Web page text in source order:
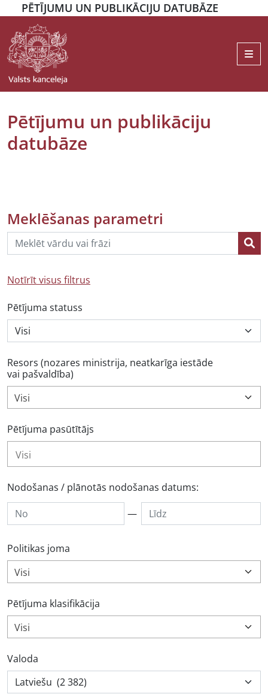
PĒTĪJUMU UN PUBLIKĀCIJU DATUBĀZE
Pētījumu un publikāciju
datubāze
Meklēšanas parametri
Notīrīt visus filtrus
Pētījuma statuss
Resors (nozares ministrija, neatkarīga iestāde
vai pašvaldība)
Visi
Pētījuma pasūtītājs
Nodošanas / plānotās nodošanas datums:
—
Politikas joma
Visi
Pētījuma klasifikācija
Visi
Valoda